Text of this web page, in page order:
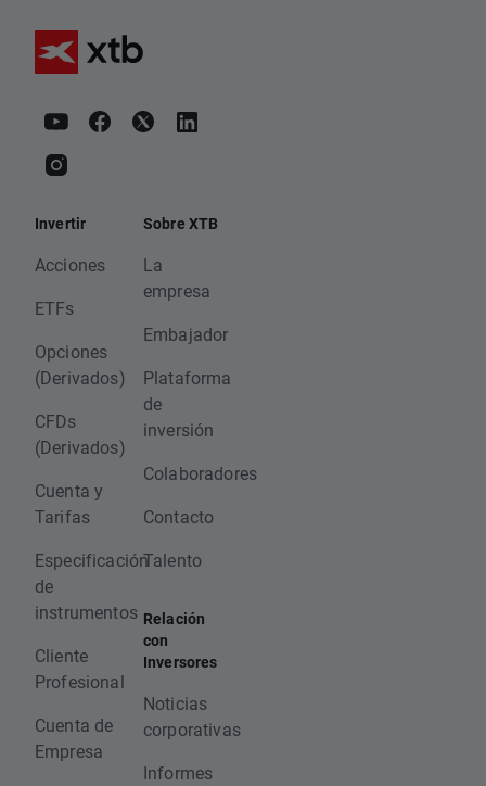
Invertir
Acciones
ETFs
Opciones
(Derivados)
CFDs
(Derivados)
Cuenta y
Tarifas
Especificación
de
instrumentos
Cliente
Profesional
Cuenta de
Empresa
Sobre XTB
La
empresa
Embajador
Plataforma
de
inversión
Colaboradores
Contacto
Talento
Relación
con
Inversores
Noticias
corporativas
Informes